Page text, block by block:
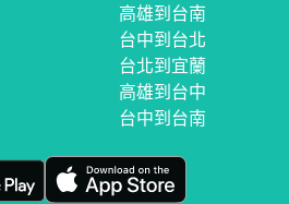
高雄到台南
台中到台北
台北到宜蘭
高雄到台中
台中到台南